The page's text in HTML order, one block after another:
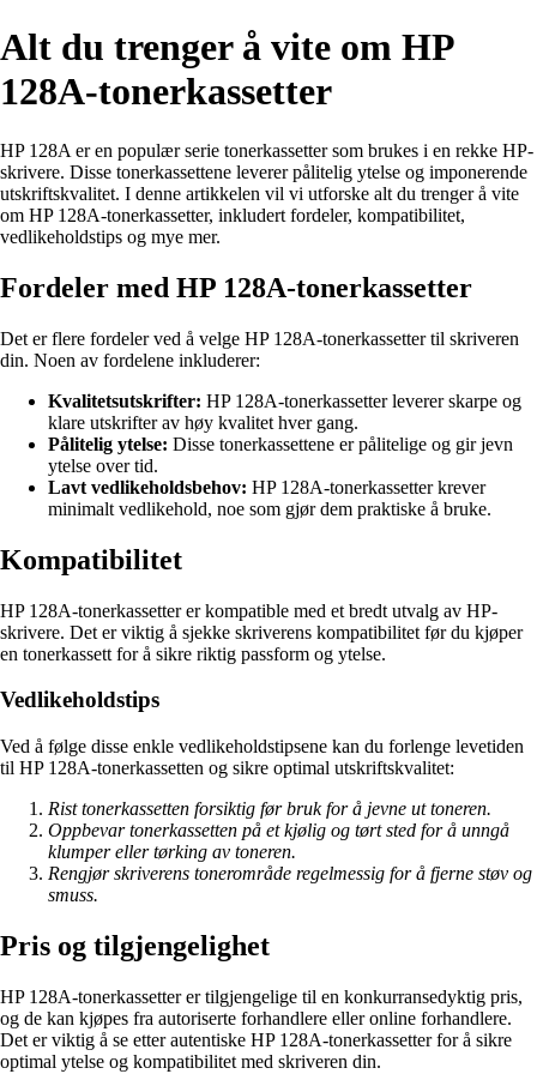
Alt du trenger å vite om HP
128A-tonerkassetter
HP 128A er en populær serie tonerkassetter som brukes i en rekke HP-
skrivere. Disse tonerkassettene leverer pålitelig ytelse og imponerende
utskriftskvalitet. I denne artikkelen vil vi utforske alt du trenger å vite
om HP 128A-tonerkassetter, inkludert fordeler, kompatibilitet,
vedlikeholdstips og mye mer.
Fordeler med HP 128A-tonerkassetter
Det er flere fordeler ved å velge HP 128A-tonerkassetter til skriveren
din. Noen av fordelene inkluderer:
Kvalitetsutskrifter: HP 128A-tonerkassetter leverer skarpe og
klare utskrifter av høy kvalitet hver gang.
Pålitelig ytelse: Disse tonerkassettene er pålitelige og gir jevn
ytelse over tid.
Lavt vedlikeholdsbehov: HP 128A-tonerkassetter krever
minimalt vedlikehold, noe som gjør dem praktiske å bruke.
Kompatibilitet
HP 128A-tonerkassetter er kompatible med et bredt utvalg av HP-
skrivere. Det er viktig å sjekke skriverens kompatibilitet før du kjøper
en tonerkassett for å sikre riktig passform og ytelse.
Vedlikeholdstips
Ved å følge disse enkle vedlikeholdstipsene kan du forlenge levetiden
til HP 128A-tonerkassetten og sikre optimal utskriftskvalitet:
Rist tonerkassetten forsiktig før bruk for å jevne ut toneren.
Oppbevar tonerkassetten på et kjølig og tørt sted for å unngå
klumper eller tørking av toneren.
Rengjør skriverens tonerområde regelmessig for å fjerne støv og
smuss.
Pris og tilgjengelighet
HP 128A-tonerkassetter er tilgjengelige til en konkurransedyktig pris,
og de kan kjøpes fra autoriserte forhandlere eller online forhandlere.
Det er viktig å se etter autentiske HP 128A-tonerkassetter for å sikre
optimal ytelse og kompatibilitet med skriveren din.